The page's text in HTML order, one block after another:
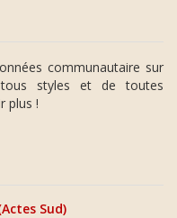
communautaire sur
styles et de toutes
plus !
Sud)